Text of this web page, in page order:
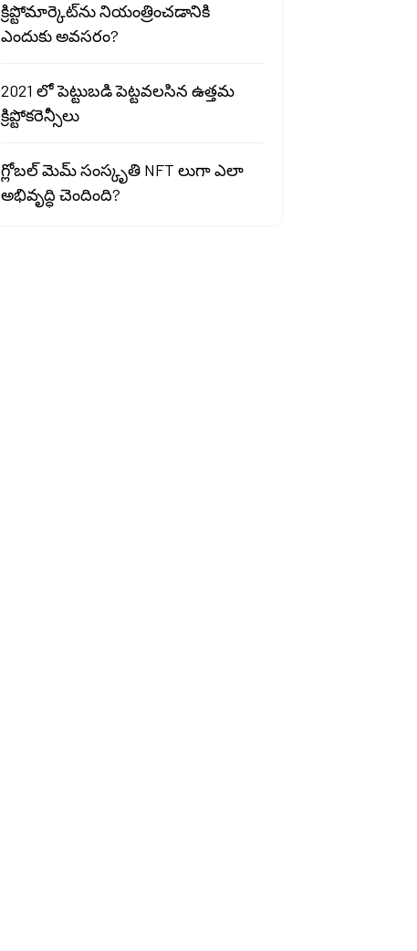
క్రిప్టోమార్కెట్‌ను నియంత్రించడానికి
ఎందుకు అవసరం?
2021 లో పెట్టుబడి పెట్టవలసిన ఉత్తమ
క్రిప్టోకరెన్సీలు
గ్లోబల్ మెమ్ సంస్కృతి NFT లుగా ఎలా
అభివృద్ధి చెందింది?